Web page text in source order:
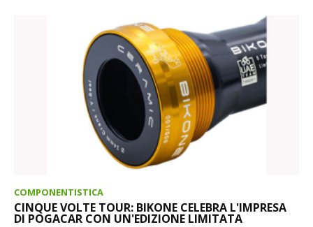
COMPONENTISTICA
CINQUE VOLTE TOUR: BIKONE CELEBRA L'IMPRESA
DI POGACAR CON UN'EDIZIONE LIMITATA